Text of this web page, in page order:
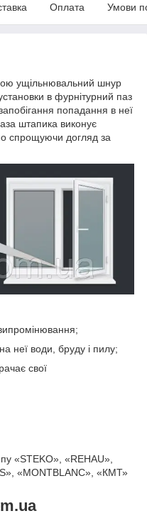
Оплата Умови
ущільнювальний шнур
в фурнітурний паз
попадання в неї
штапика виконує
спрощуючи догляд за
неї води, бруду і пилу;
свої
«STEKO», «REHAU»,
«MONTBLANC», «КМТ»